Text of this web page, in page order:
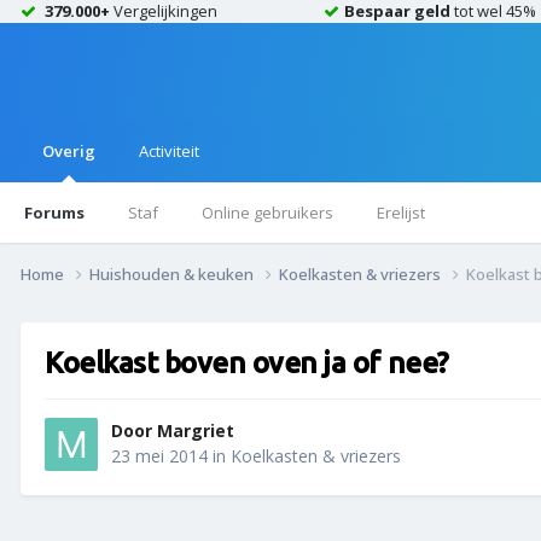
379.000+ Vergelijkingen Bespaar geld tot wel 45%
Overig
Forums Staf Online gebruikers Erelijst
Activiteit
Home Huishouden & keuken Koelkasten & vriezers Koelkast
Koelkast boven oven ja of nee?
Door Margriet
23 mei 2014 in Koelkasten & vriezers